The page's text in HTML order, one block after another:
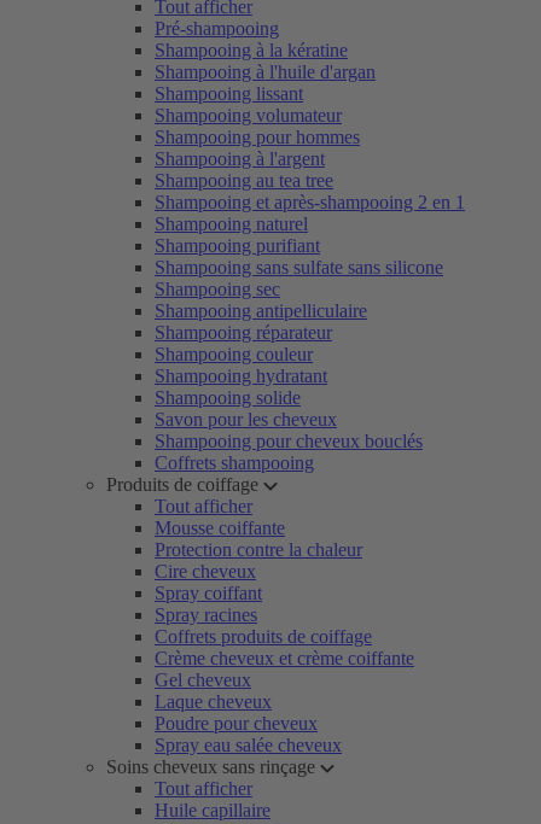
Tout afficher
Pré-shampooing
Shampooing à la kératine
Shampooing à l'huile d'argan
Shampooing lissant
Shampooing volumateur
Shampooing pour hommes
Shampooing à l'argent
Shampooing au tea tree
Shampooing et après-shampooing 2 en 1
Shampooing naturel
Shampooing purifiant
Shampooing sans sulfate sans silicone
Shampooing sec
Shampooing antipelliculaire
Shampooing réparateur
Shampooing couleur
Shampooing hydratant
Shampooing solide
Savon pour les cheveux
Shampooing pour cheveux bouclés
Coffrets shampooing
Produits de coiffage
Tout afficher
Mousse coiffante
Protection contre la chaleur
Cire cheveux
Spray coiffant
Spray racines
Coffrets produits de coiffage
Crème cheveux et crème coiffante
Gel cheveux
Laque cheveux
Poudre pour cheveux
Spray eau salée cheveux
Soins cheveux sans rinçage
Tout afficher
Huile capillaire